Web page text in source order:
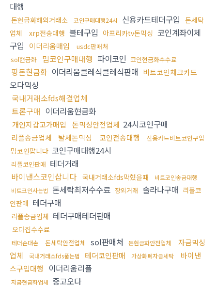
대행
돈현금화해외거래소 코인구매대행24시 신용카드테더구입 돈세탁
업체
xrp전송대행 블테구입 아프리카tv돈믹싱 코인계좌이체
구입
이더리움매입
usdc판매처
sol현금화
밈코인구매대행 파이코인 코인현금화수수료
핑돈현금화 이더리움클레식클레식판매 비트코인체크카드
오다믹싱
국내거래소fds해결업체
트론구매 이더리움현금화
개인지갑고가매입 돈믹싱안전업체 24시코인구매
리플송금업체 탈세돈믹싱 코인전송대행 신용카드비트코인구입
밈코인팝니다 코인구매대행24시
리플코인판매 테더거래
바이낸스코인삽니다 국내거래소fds막혔을때
비트코인송금대행
비트코인사는법
돈세탁최저수수료 장외거래 솔라나구매 리플코
인판매 테더구매
리플송금업체 테더구매테더판매
오다집수수료
테더손대손 돈세탁안전업체 sol판매처 돈현금화안전업체
자금믹싱
업체
국내거래소fds뚫는법 테더코인판매 가상화폐자금세탁
바이낸
스구입대행
이더리움리플
자금현금화업체 중고오다